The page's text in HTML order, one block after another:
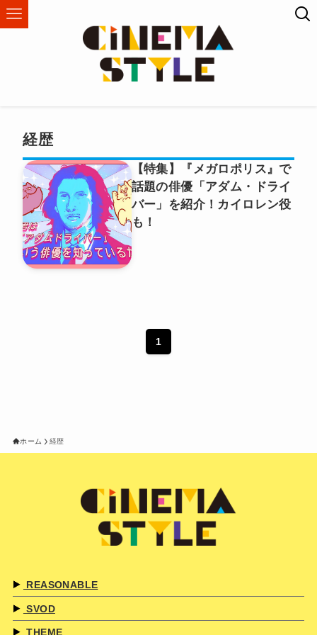
経歴
【特集】『メガロポリス』で
話題の俳優「アダム・ドライ
バー」を紹介！カイロレン役
も！
1
ホーム 経歴
REASONABLE
SVOD
THEME